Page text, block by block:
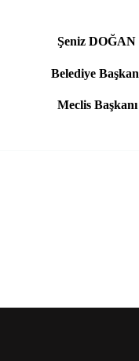
DOĞAN
Belediye
Meclis Başkanı